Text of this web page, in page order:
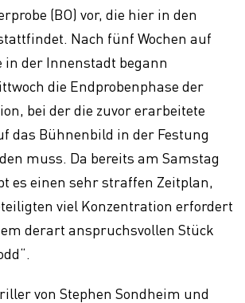
(BO) vor, die hier in den
Nach fünf Wochen auf
in der Innenstadt begann
die Endprobenphase der
bei der die zuvor erarbeitete
das Bühnenbild in der Festung
muss. Da bereits am Samstag
es einen sehr straffen Zeitplan,
viel Konzentration erfordert
derart anspruchsvollen Stück
von Stephen Sondheim und